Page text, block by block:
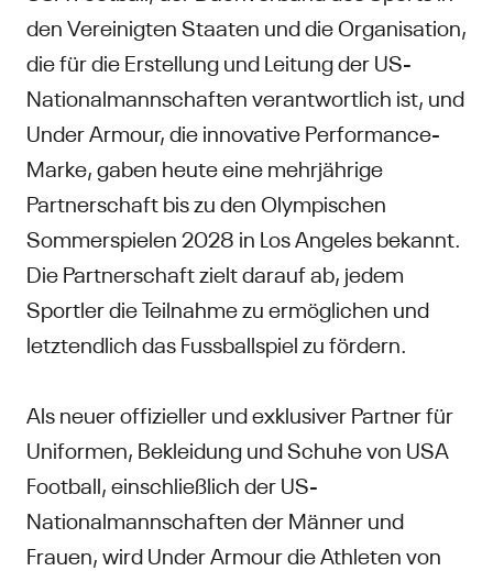
den Vereinigten Staaten und die Organisation,
die für die Erstellung und Leitung der US-
Nationalmannschaften verantwortlich ist, und
Under Armour, die innovative Performance-
Marke, gaben heute eine mehrjährige
Partnerschaft bis zu den Olympischen
Sommerspielen 2028 in Los Angeles bekannt.
Die Partnerschaft zielt darauf ab, jedem
Sportler die Teilnahme zu ermöglichen und
letztendlich das Fussballspiel zu fördern.
Als neuer offizieller und exklusiver Partner für
Uniformen, Bekleidung und Schuhe von USA
Football, einschließlich der US-
Nationalmannschaften der Männer und
Frauen, wird Under Armour die Athleten von